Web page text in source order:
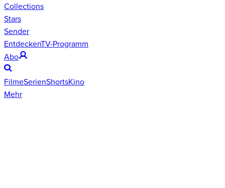
Collections
Stars
Sender
EntdeckenTV-Programm
Abo
FilmeSerienShortsKino
Mehr